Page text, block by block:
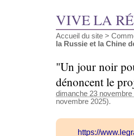
VIVE LA
Accueil du site >
la Russie et la Chine
"Un jour noir
dénoncent le
dimanche 23 novembre
novembre 2025).
https://